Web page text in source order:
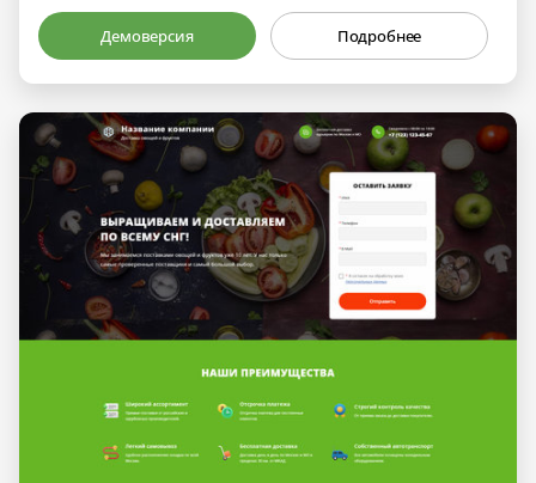
Демоверсия Подробнее